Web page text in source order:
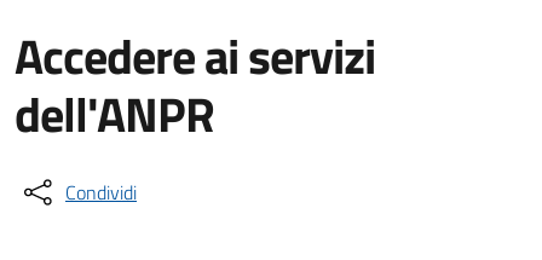
Accedere ai servizi
dell'ANPR
Condividi